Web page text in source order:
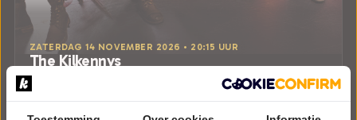
ZATERDAG 14 NOVEMBER 2026 • 20:15 UUR
The Kilkennys
Schouwburg Venray